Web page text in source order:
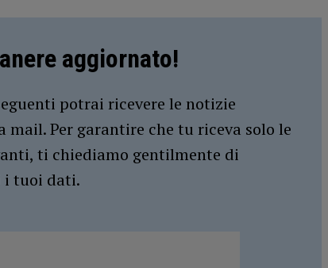
aggiornato!
potrai ricevere le notizie
Per garantire che tu riceva solo le
ti chiediamo gentilmente di
i tuoi dati.